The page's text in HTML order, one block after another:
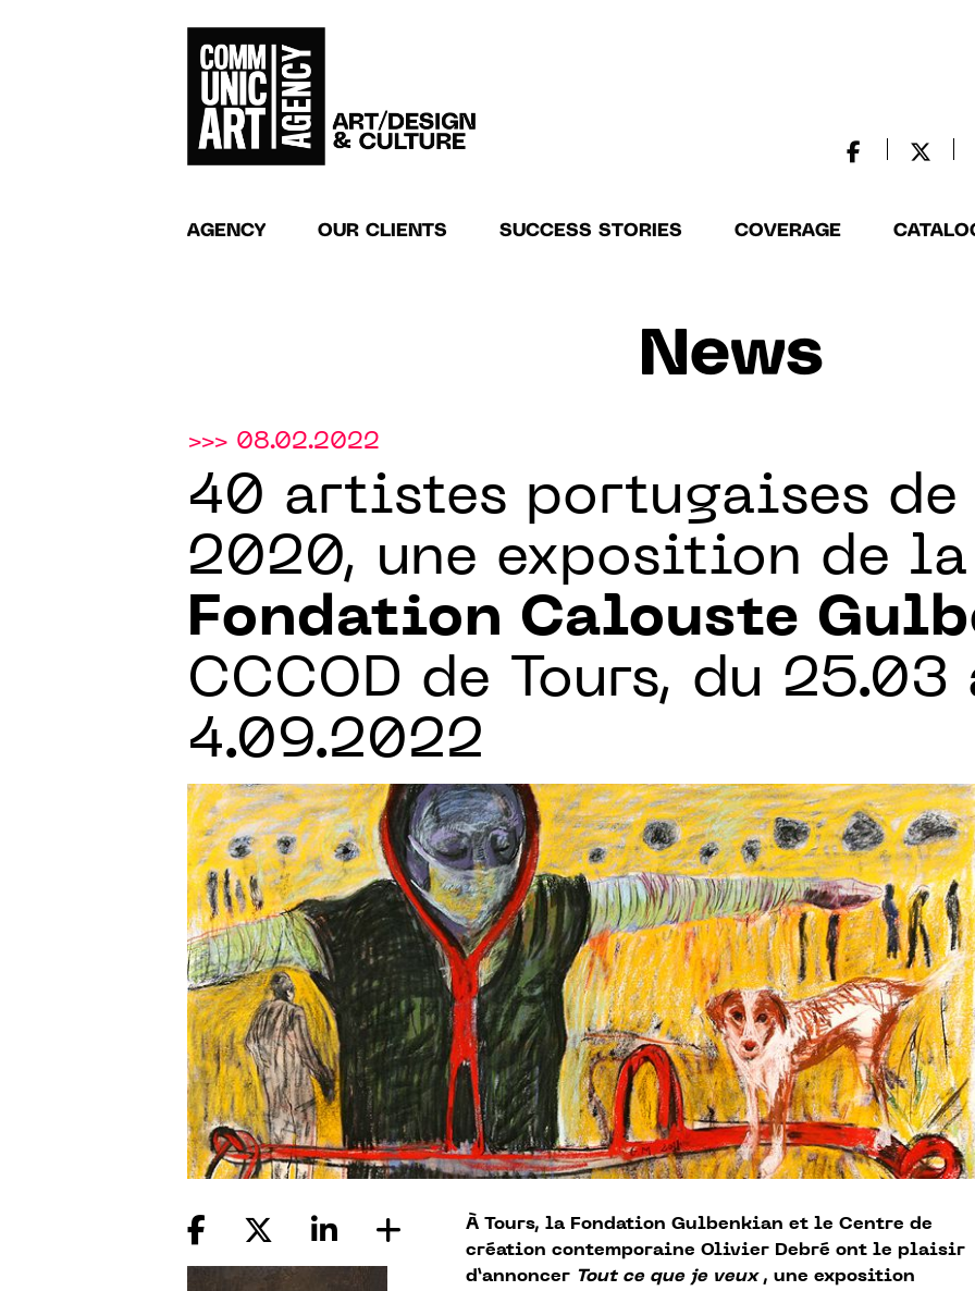
AGENCY OUR CLIENTS SUCCESS STORIES COVERAGE
News
>>> 08.02.2022
40 artistes portugaises de
2020, une exposition de la
Fondation Calouste
CCCOD de Tours, du 25.03
4.09.2022
À Tours, la Fondation Gulbenkian et le Centre de
création contemporaine Olivier Debré ont le plaisir
d’annoncer Tout ce que je veux, une exposition